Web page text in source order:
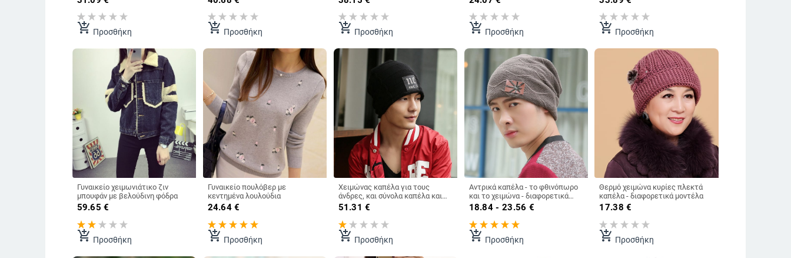
add_shopping_cart Προσθήκη add_shopping_cart Προσθήκη add_shopping_cart Προσθήκη add_shopping_cart Προσθήκη add_shopping_cart Προσθήκη
Γυναικείο χειμωνιάτικο ζιν
μπουφάν με βελούδινη φόδρα
59.65 €
add_shopping_cart Προσθήκη
Γυναικείο πουλόβερ με
κεντημένα λουλούδια
24.64 €
add_shopping_cart Προσθήκη
Χειμώνας καπέλα για τους
άνδρες, και σύνολα καπέλα και
κασκόλ
51.31 €
add_shopping_cart Προσθήκη
Αντρικά καπέλα - το φθινόπωρο
και το χειμώνα - διαφορετικά
μοντέλα
18.84 - 23.56 €
add_shopping_cart Προσθήκη
Θερμό χειμώνα κυρίες πλεκτά
καπέλα - διαφορετικά μοντέλα
17.38 €
add_shopping_cart Προσθήκη